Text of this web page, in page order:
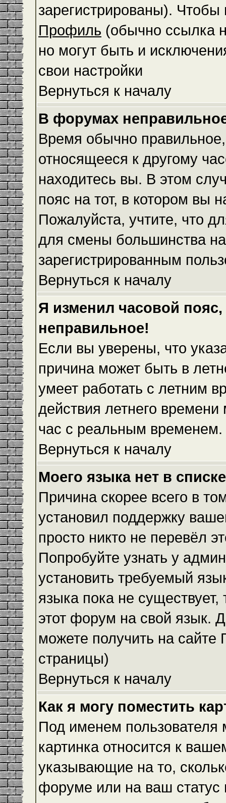
зарегистрированы). Чтобы
Профиль (обычно ссылка
но могут быть и
свои настройки
Вернуться к началу
В форумах
Время обычно
относящееся к другому
находитесь вы. В этом
пояс на тот, в котором вы
Пожалуйста, учтите, что
для смены большинства
зарегистрированным
Вернуться к началу
Я изменил часовой
неправильное!
Если вы уверены, что
причина может быть в
умеет работать с летним
действия летнего
час с реальным временем.
Вернуться к началу
Моего языка нет в
Причина скорее всего в
установил поддержку
просто никто не перевёл
Попробуйте узнать у
установить требуемый
языка пока не
этот форум на свой язык.
можете получить на сайте
страницы)
Вернуться к началу
Как я могу поместить
Под именем пользователя
картинка относится к
указывающие на то,
форуме или на ваш